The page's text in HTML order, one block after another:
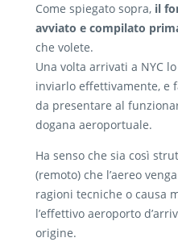
Come spiegato sopra, il
avviato e compilato
che volete.
Una volta arrivati a NYC
inviarlo effettivamente, e
da presentare al
dogana aeroportuale.
Ha senso che sia così
(remoto) che l’aereo
ragioni tecniche o causa
l’effettivo aeroporto
origine.